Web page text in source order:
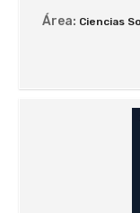
Área: Ciencias